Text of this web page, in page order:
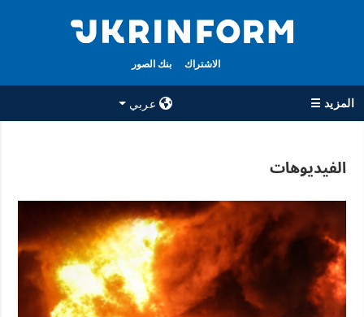
الاشتراك بنك الصور
المزيد ☰
عربي
جميع الأقسام
حرب
سياسة
اقتصاد
تعافي أوكرانيا
مجتمع
معلومات عن
الوكالة
جهات الاتصال
سياسة الخصوصية
وحماية البيانات
الشخصية
الفيديوهات